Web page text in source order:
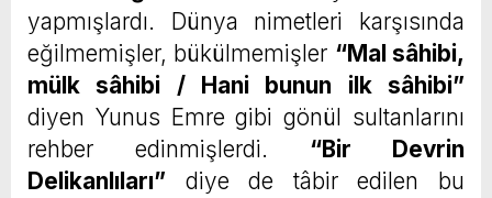
yapmışlardı. Dünya nimetleri karşısında
eğilmemişler, bükülmemişler “Mal sâhibi,
mülk sâhibi / Hani bunun ilk sâhibi”
diyen Yunus Emre gibi gönül sultanlarını
rehber edinmişlerdi. “Bir Devrin
Delikanlıları” diye de tâbir edilen bu